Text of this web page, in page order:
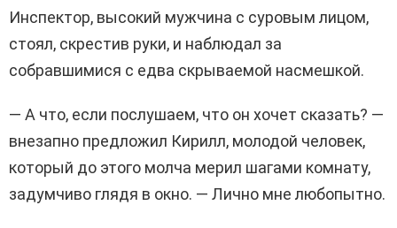
Инспектор, высокий мужчина с суровым лицом,
стоял, скрестив руки, и наблюдал за
собравшимися с едва скрываемой насмешкой.
— А что, если послушаем, что он хочет сказать? —
внезапно предложил Кирилл, молодой человек,
который до этого молча мерил шагами комнату,
задумчиво глядя в окно. — Лично мне любопытно.